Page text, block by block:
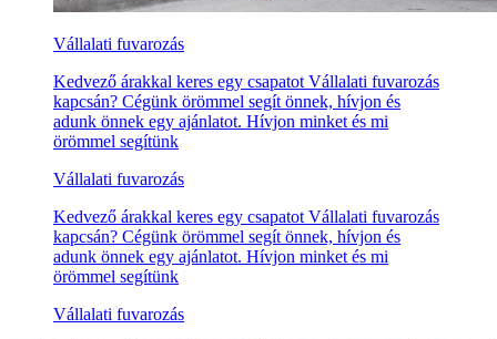
Vállalati fuvarozás
Kedvező árakkal keres egy csapatot Vállalati fuvarozás
kapcsán? Cégünk örömmel segít önnek, hívjon és
adunk önnek egy ajánlatot. Hívjon minket és mi
örömmel segítünk
Vállalati fuvarozás
Kedvező árakkal keres egy csapatot Vállalati fuvarozás
kapcsán? Cégünk örömmel segít önnek, hívjon és
adunk önnek egy ajánlatot. Hívjon minket és mi
örömmel segítünk
Vállalati fuvarozás